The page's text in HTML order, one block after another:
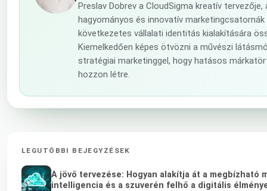
Preslav Dobrev a CloudSigma kreatív tervezője,
hagyományos és innovatív
következetes vállalati identitás kialakítására
Kiemelkedően képes ötvözni a művészi
stratégiai marketinggel, hogy hatásos
hozzon létre.
LEGUTÓBBI BEJEGYZÉSEK
A jövő tervezése: Hogyan alakítja át a megbízható
intelligencia és a szuverén felhő a digitális